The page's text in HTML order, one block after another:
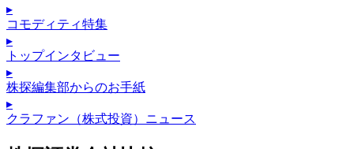
▸
コモディティ特集
▸
トップインタビュー
▸
株探編集部からのお手紙
▸
クラファン（株式投資）ニュース